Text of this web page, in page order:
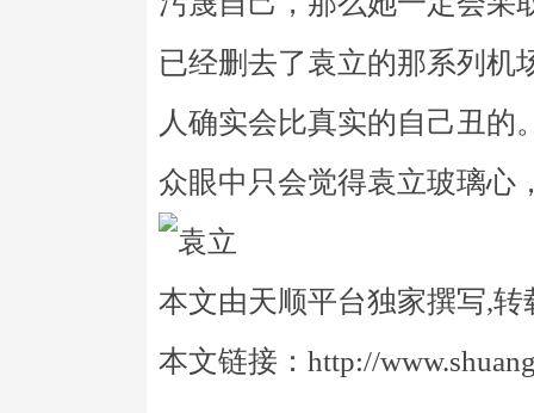
已经删去了袁立的那系列机
人确实会比真实的自己丑的
众眼中只会觉得袁立玻璃心
本文由天顺平台独家撰写,转
本文链接：http://